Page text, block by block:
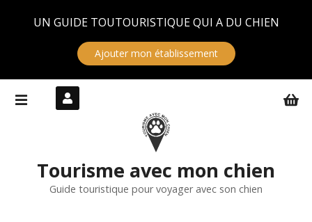
UN GUIDE TOUTOURISTIQUE QUI A DU CHIEN
Ajouter mon établissement
Tourisme avec mon chien
Guide touristique pour voyager avec son chien